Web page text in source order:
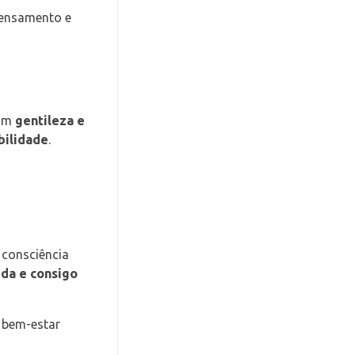
e
gentileza e
.
e consigo
estar